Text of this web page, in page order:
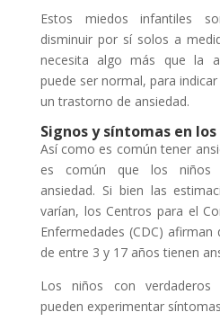
Estos miedos infantiles
disminuir por sí solos a
necesita algo más que la
puede ser normal, para
un trastorno de ansiedad.
Signos y síntomas en
Así como es común tener
es común que los niños
ansiedad. Si bien las
varían, los Centros para el
Enfermedades (CDC)
de entre 3 y 17 años tienen
Los niños con verdaderos
pueden experimentar